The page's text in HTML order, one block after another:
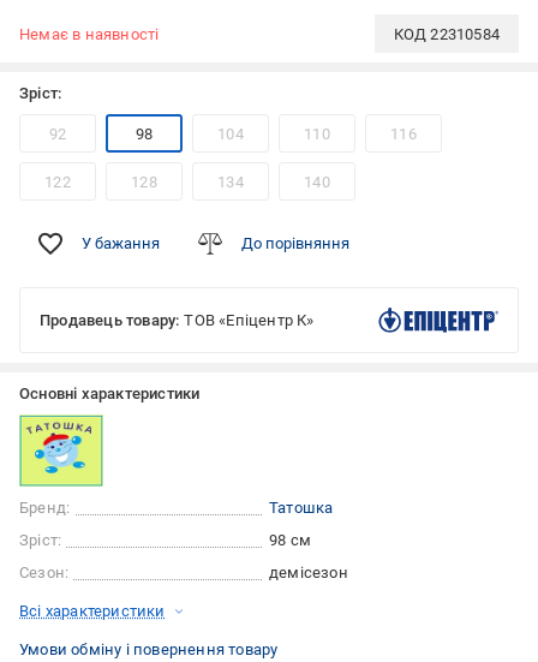
Немає в наявності КОД22310584
Зріст:
92 98 104 110 116
122 128 134 140
У бажання До порівняння
Продавець товару: ТОВ «Епіцентр К»
Основні характеристики
Бренд:
Татошка
Зріст:
98 см
Сезон:
демісезон
Всі характеристики
Умови обміну і повернення товару